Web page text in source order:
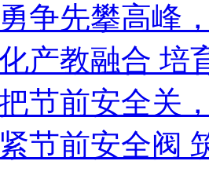
争先攀高峰
产教融合 培
节前安全关
节前安全阀